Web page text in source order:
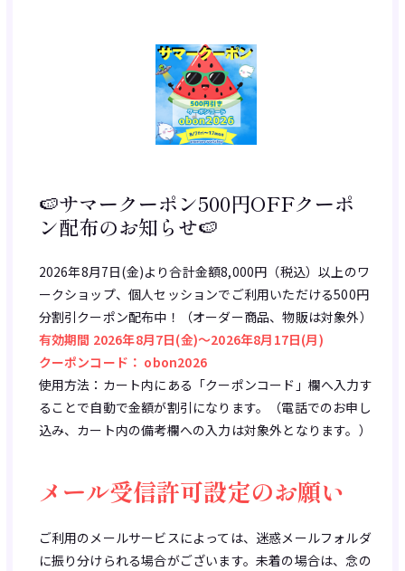
🍉サマークーポン500円OFFクーポ
ン配布のお知らせ🍉
2026年8月7日(金)より合計金額8,000円（税込）以上のワ
ークショップ、個人セッションでご利用いただける500円
分割引クーポン配布中！（オーダー商品、物販は対象外）
有効期間 2026年8月7日(金)～2026年8月17日(月)
クーポンコード： obon2026
使用方法：カート内にある「クーポンコード」欄へ入力す
ることで自動で金額が割引になります。（電話でのお申し
込み、カート内の備考欄への入力は対象外となります。）
メール受信許可設定のお願い
ご利用のメールサービスによっては、迷惑メールフォルダ
に振り分けられる場合がございます。未着の場合は、念の